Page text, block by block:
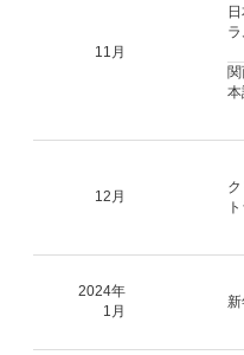
11月
12月
2024年
1月